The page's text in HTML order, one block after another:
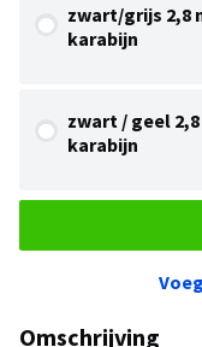
zwart/grijs 2,8
karabijn
zwart / geel
karabijn
Omschrijving